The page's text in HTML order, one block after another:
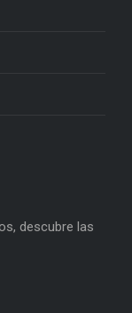
descubre las